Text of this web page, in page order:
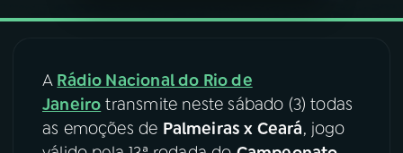
07ÚLTIMAS
A Rádio Nacional do Rio de
Janeiro transmite neste sábado (3) todas
as emoções de Palmeiras x Ceará, jogo